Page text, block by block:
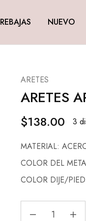
REBAJAS NUEVO
ARETES
ARETES
$138.00 3
MATERIAL:
COLOR DEL
COLOR DIJE/